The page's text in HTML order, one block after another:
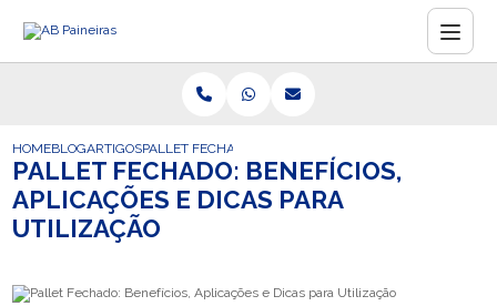
HOMEBLOGARTIGOSPALLET FECHADO: BENEFÍCIOS, APLICAÇÕES E DICAS
PALLET FECHADO: BENEFÍCIOS,
APLICAÇÕES E DICAS PARA
UTILIZAÇÃO